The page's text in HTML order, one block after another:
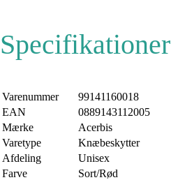
Specifikationer
Varenummer
99141160018
EAN
0889143112005
Mærke
Acerbis
Varetype
Knæbeskytter
Afdeling
Unisex
Farve
Sort/Rød